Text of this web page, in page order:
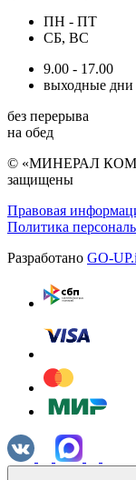
ПН - ПТ
СБ, ВС
9.00 - 17.00
выходные дни
без перерыва
на обед
© «МИНЕРАЛ
защищены
Правовая
Политика
Разработано GO-